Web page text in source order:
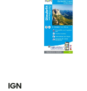
IGN